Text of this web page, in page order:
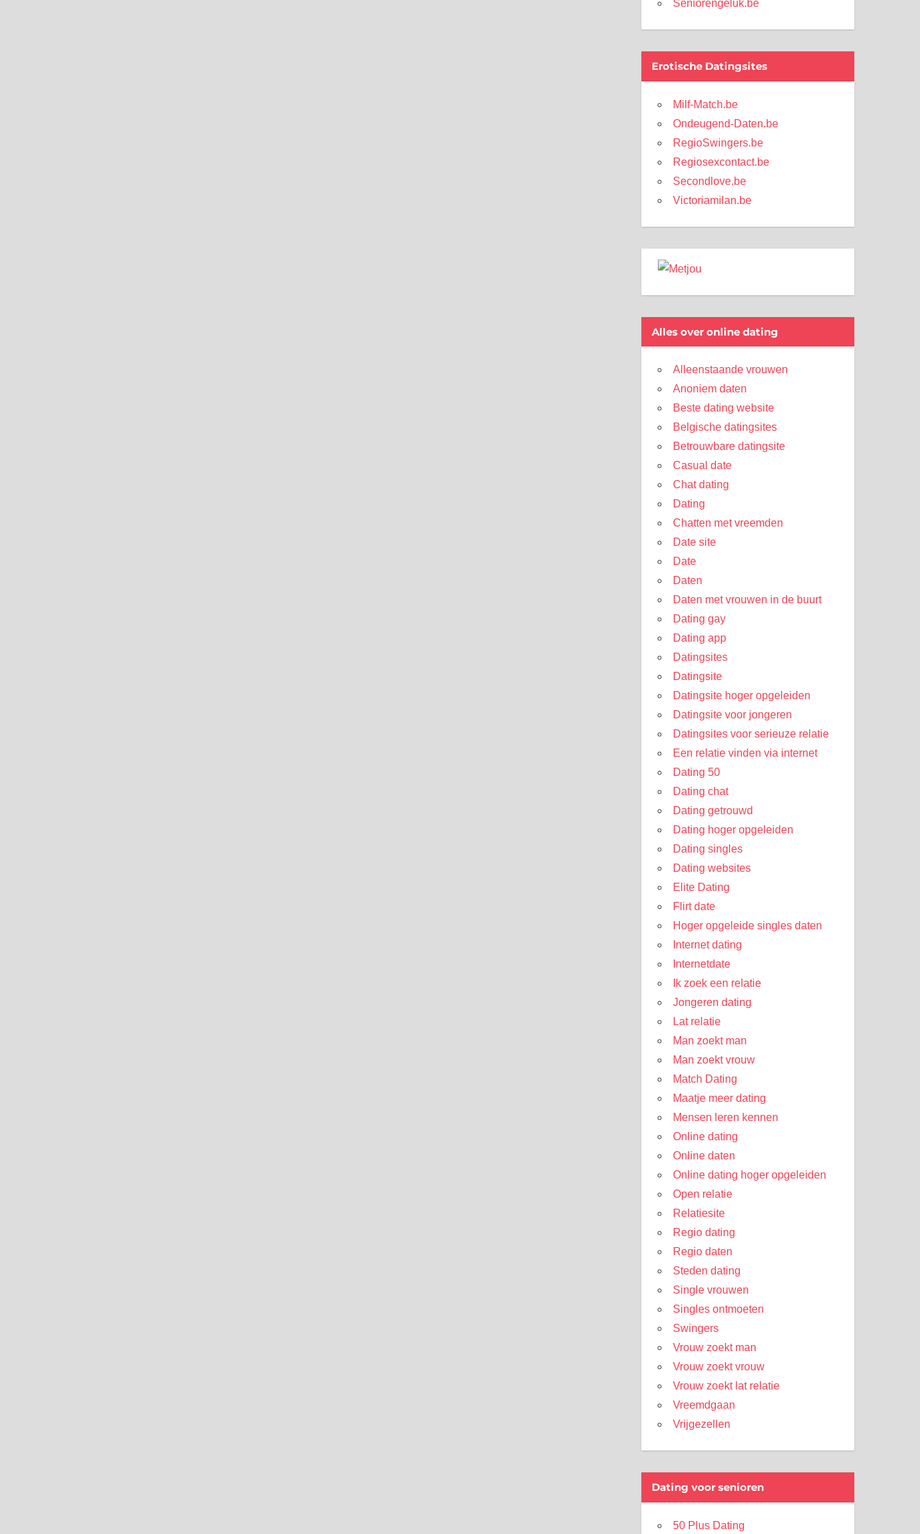
Seniorengeluk.be
Erotische Datingsites
Milf-Match.be
Ondeugend-Daten.be
RegioSwingers.be
Regiosexcontact.be
Secondlove.be
Victoriamilan.be
Alles over online dating
Alleenstaande vrouwen
Anoniem daten
Beste dating website
Belgische datingsites
Betrouwbare datingsite
Casual date
Chat dating
Dating
Chatten met vreemden
Date site
Date
Daten
Daten met vrouwen in de buurt
Dating gay
Dating app
Datingsites
Datingsite
Datingsite hoger opgeleiden
Datingsite voor jongeren
Datingsites voor serieuze relatie
Een relatie vinden via internet
Dating 50
Dating chat
Dating getrouwd
Dating hoger opgeleiden
Dating singles
Dating websites
Elite Dating
Flirt date
Hoger opgeleide singles daten
Internet dating
Internetdate
Ik zoek een relatie
Jongeren dating
Lat relatie
Man zoekt man
Man zoekt vrouw
Match Dating
Maatje meer dating
Mensen leren kennen
Online dating
Online daten
Online dating hoger opgeleiden
Open relatie
Relatiesite
Regio dating
Regio daten
Steden dating
Single vrouwen
Singles ontmoeten
Swingers
Vrouw zoekt man
Vrouw zoekt vrouw
Vrouw zoekt lat relatie
Vreemdgaan
Vrijgezellen
Dating voor senioren
50 Plus Dating